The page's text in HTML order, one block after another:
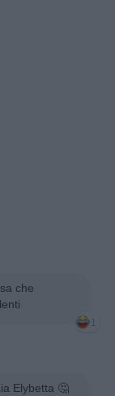
che
1
Elybetta 🤔